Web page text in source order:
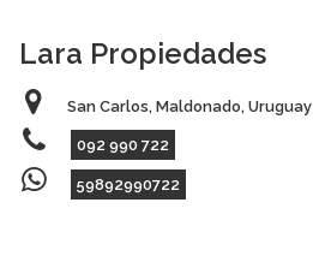
Lara Propiedades
San Carlos, Maldonado, Uruguay
092 990 722
59892990722